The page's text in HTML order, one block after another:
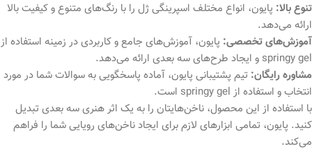
تنوع بالا: پایون، انواع مختلف اسپرینگی ژل را با رنگ‌های متنوع و کیفیت بالا
ارائه می‌دهد.
آموزش‌های تخصصی: پایون، آموزش‌های جامع و کاربردی در زمینه استفاده از
springy gel و ایجاد طرح‌های سه بعدی ارائه می‌دهد.
مشاوره رایگان: تیم پشتیبانی پایون، آماده پاسخگویی به سوالات شما در مورد
انتخاب و استفاده از springy gel است.
با استفاده از این محصول، ناخن‌هایتان را به یک اثر هنری سه بعدی تبدیل
کنید. پایون، تمامی ابزارهای لازم برای ایجاد ناخن‌های رویایی شما را فراهم
می‌کند.